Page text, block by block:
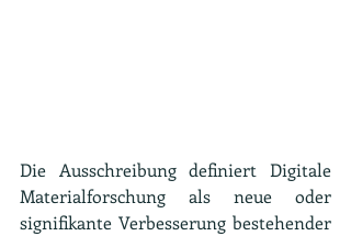
Die Ausschreibung definiert Digitale
Materialforschung als neue oder
signifikante Verbesserung bestehender